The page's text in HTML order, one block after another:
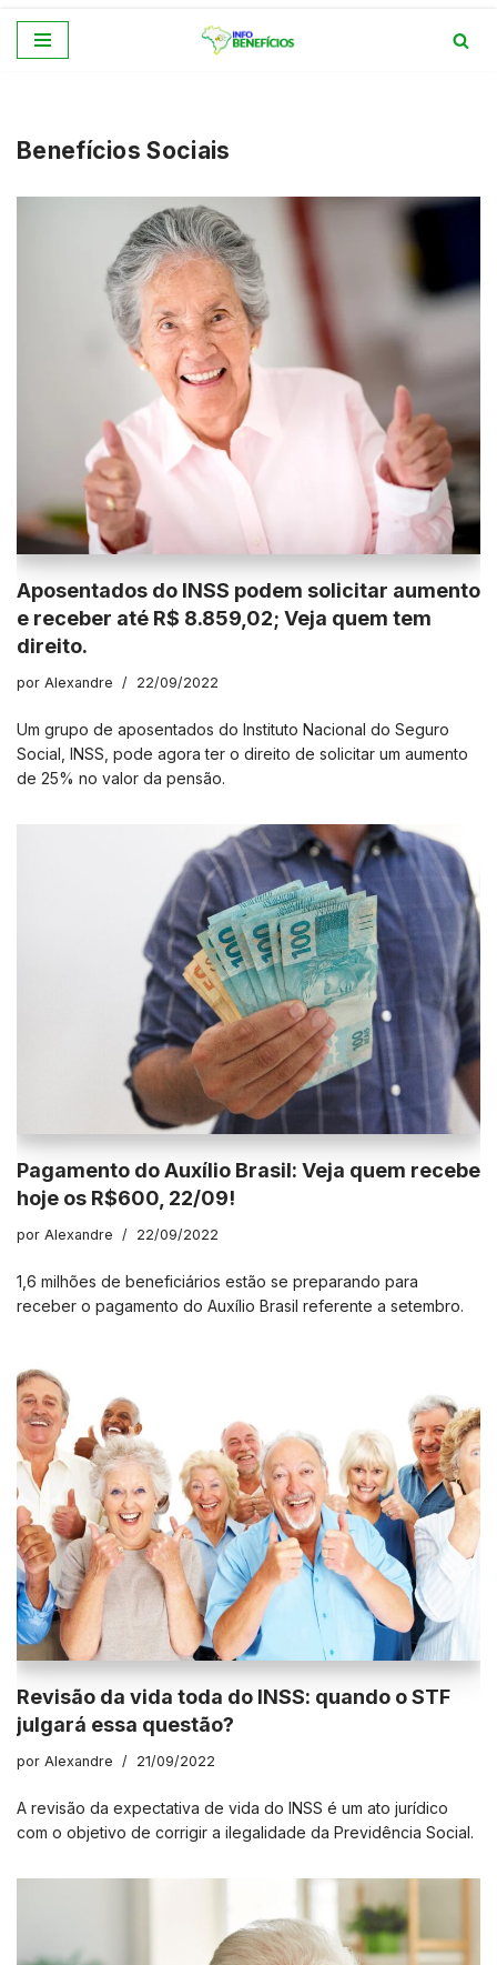
conteúdo
Benefícios Sociais
Aposentados do INSS podem solicitar aumento
e receber até R$ 8.859,02; Veja quem tem
direito.
por Alexandre 22/09/2022
Um grupo de aposentados do Instituto Nacional do Seguro
Social, INSS, pode agora ter o direito de solicitar um aumento
de 25% no valor da pensão.
Pagamento do Auxílio Brasil: Veja quem recebe
hoje os R$600, 22/09!
por Alexandre 22/09/2022
1,6 milhões de beneficiários estão se preparando para
receber o pagamento do Auxílio Brasil referente a setembro.
Revisão da vida toda do INSS: quando o STF
julgará essa questão?
por Alexandre 21/09/2022
A revisão da expectativa de vida do INSS é um ato jurídico
com o objetivo de corrigir a ilegalidade da Previdência Social.